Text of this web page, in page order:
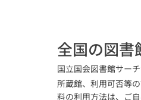
全国の図書
国立国会図書館サー
所蔵館、利用可否等
料の利用方法は、ご